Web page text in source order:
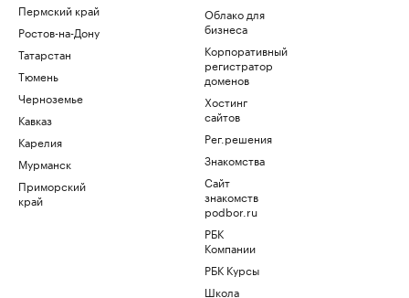
Пермский край
Ростов-на-Дону
Татарстан
Тюмень
Черноземье
Кавказ
Карелия
Мурманск
Приморский
край
Облако для
бизнеса
Корпоративный
регистратор
доменов
Хостинг
сайтов
Рег.решения
Знакомства
Сайт
знакомств
podbor.ru
РБК
Компании
РБК Курсы
Школа